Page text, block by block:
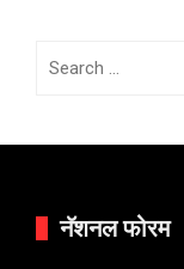
नॅशनल फोरम